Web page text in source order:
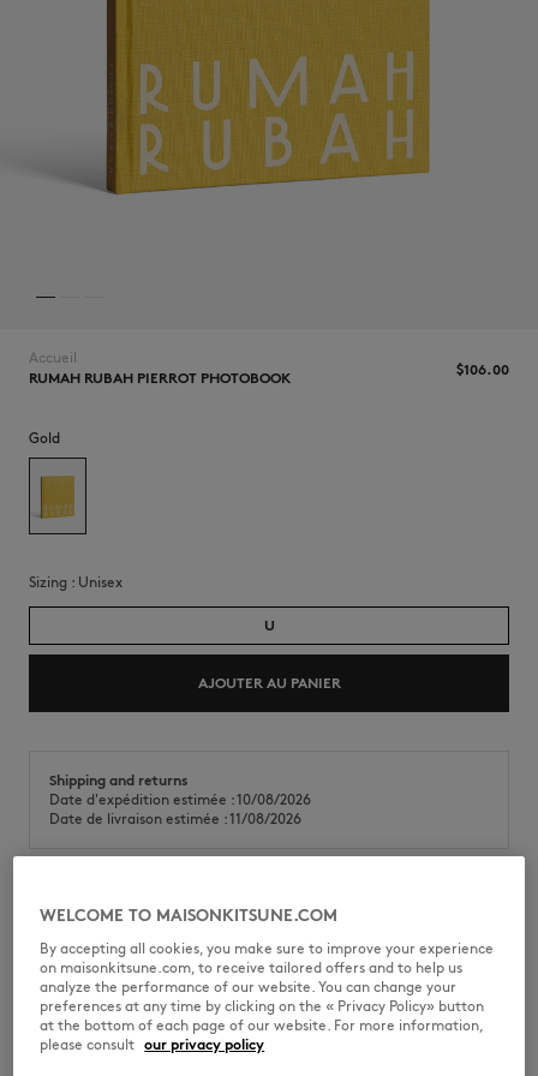
NOUVEAUTÉS
Accueil
RUMAH RUBAH PIERROT PHOTOBOOK
$‌106.00
Gold
Sizing : unisex
U
AJOUTER AU PANIER
Shipping and returns
Date d'expédition estimée : 10/08/2026
Date de livraison estimée : 11/08/2026
Le photographe Pierrot capture l’essence intemporelle de Rumah
Sur 112 pages, ce livre photo révèle l’essence de RUMAH RUBAH :
meubles en teck aux lignes sculpturales, frangipanier centenaire, jeux
de lumière au crépuscule et sanctuaires cachés au cœur du jardin.
Relié dans une élégante couverture en tissu, cet ouvrage capture
avec soin l’âme et l’intention de cette maison d’exception.
WELCOME TO MAISONKITSUNE.COM
By accepting all cookies, you make sure to improve your experience
on maisonkitsune.com, to receive tailored offers and to help us
analyze the performance of our website. You can change your
preferences at any time by clicking on the « Privacy Policy» button
at the bottom of each page of our website. For more information,
please consult our privacy policy